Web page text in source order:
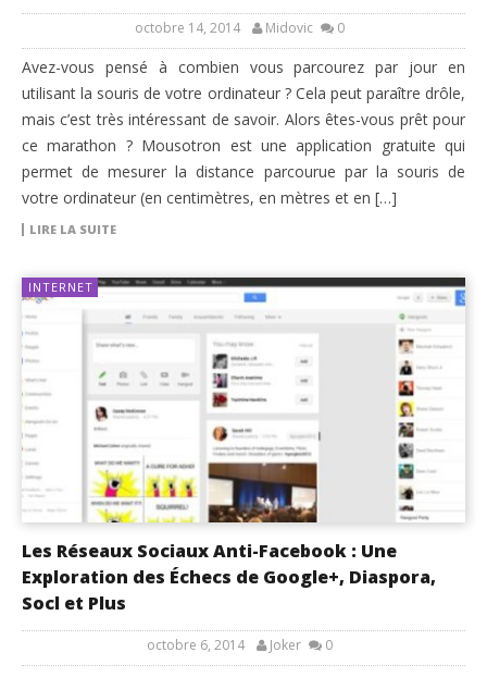
octobre 14, 2014 Midovic 0
Avez-vous pensé à combien vous parcourez par jour en
utilisant la souris de votre ordinateur ? Cela peut paraître drôle,
mais c’est très intéressant de savoir. Alors êtes-vous prêt pour
ce marathon ? Mousotron est une application gratuite qui
permet de mesurer la distance parcourue par la souris de
votre ordinateur (en centimètres, en mètres et en […]
LIRE LA SUITE
INTERNET
Les Réseaux Sociaux Anti-Facebook : Une
Exploration des Échecs de Google+, Diaspora,
Socl et Plus
octobre 6, 2014 Joker 0